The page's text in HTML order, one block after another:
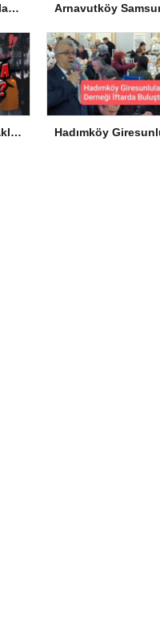
Depreme nerede yakalandınız, ne yapıyordunuz?
Arnavutköy denince aklınıza ilk ne geliyor?